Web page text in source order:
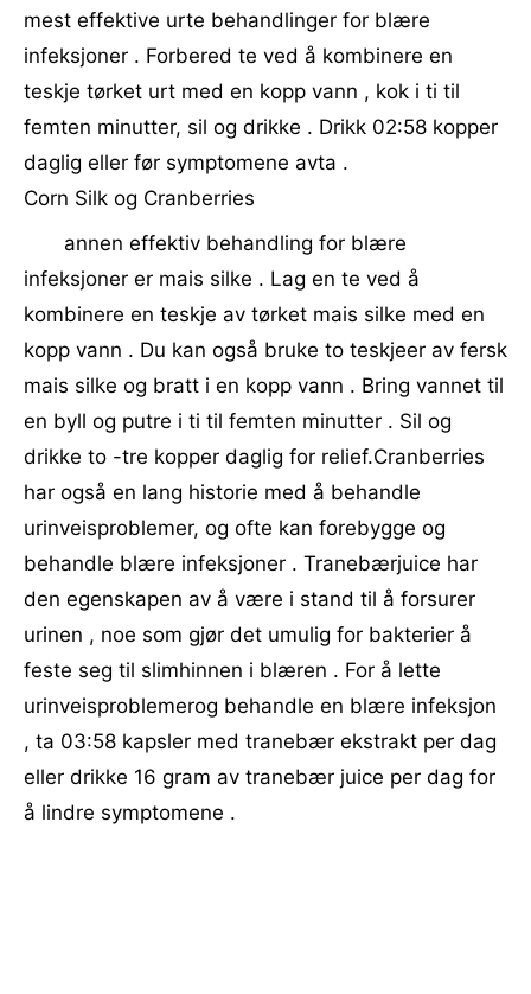
mest effektive urte behandlinger for blære
infeksjoner . Forbered te ved å kombinere en
teskje tørket urt med en kopp vann , kok i ti til
femten minutter, sil og drikke . Drikk 02:58 kopper
daglig eller før symptomene avta .
Corn Silk og Cranberries
annen effektiv behandling for blære
infeksjoner er mais silke . Lag en te ved å
kombinere en teskje av tørket mais silke med en
kopp vann . Du kan også bruke to teskjeer av fersk
mais silke og bratt i en kopp vann . Bring vannet til
en byll og putre i ti til femten minutter . Sil og
drikke to -tre kopper daglig for relief.Cranberries
har også en lang historie med å behandle
urinveisproblemer, og ofte kan forebygge og
behandle blære infeksjoner . Tranebærjuice har
den egenskapen av å være i stand til å forsurer
urinen , noe som gjør det umulig for bakterier å
feste seg til slimhinnen i blæren . For å lette
urinveisproblemerog behandle en blære infeksjon
, ta 03:58 kapsler med tranebær ekstrakt per dag
eller drikke 16 gram av tranebær juice per dag for
å lindre symptomene .